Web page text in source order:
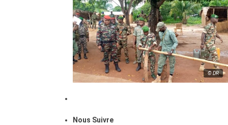
© DR
Nous Suivre